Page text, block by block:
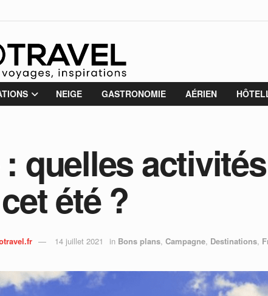
NEIGE GASTRONOMIE AÉRIEN
: quelles
été ?
14 juillet 2021 in Bons plans, Campagne, Destinations,